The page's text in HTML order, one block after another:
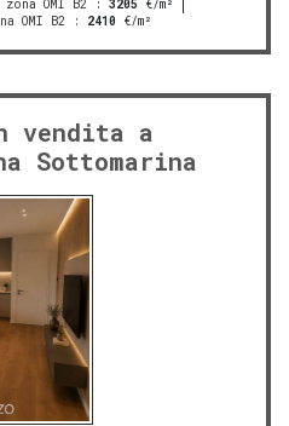
OMI B2 : 3205 €/m²
OMI B2 : 2410 €/m²
vendita a
Sottomarina